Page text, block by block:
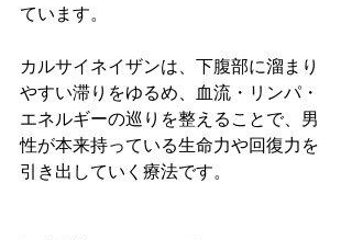
ています。
カルサイネイザンは、下腹部に溜まり
やすい滞りをゆるめ、血流・リンパ・
エネルギーの巡りを整えることで、男
性が本来持っている生命力や回復力を
引き出していく療法です。